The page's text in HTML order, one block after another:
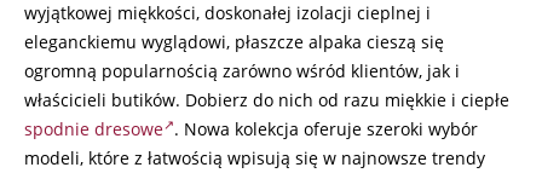
wyjątkowej miękkości, doskonałej izolacji cieplnej i
eleganckiemu wyglądowi, płaszcze alpaka cieszą się
ogromną popularnością zarówno wśród klientów, jak i
właścicieli butików. Dobierz do nich od razu miękkie i ciepłe
spodnie dresowe . Nowa kolekcja oferuje szeroki wybór
modeli, które z łatwością wpisują się w najnowsze trendy